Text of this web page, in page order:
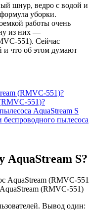
шнур, ведро с водой и
уборки.
работы очень
из них —
551). Сейчас
и что об этом думают
(RMVC-551)?
551)?
AquaStream S
пылесоса
S?
(RMVC-551)
Вывод один: